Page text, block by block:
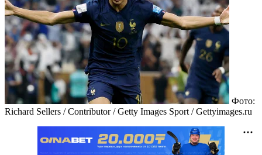
Фото:
Richard Sellers / Contributor / Getty Images Sport / Gettyimages.ru